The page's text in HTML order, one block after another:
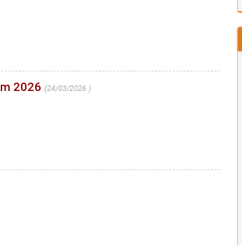
2026 24/03/2026